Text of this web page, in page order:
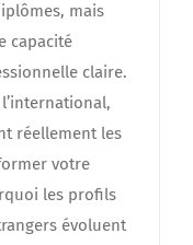
mais
capacité
claire.
réellement les
votre
les profils
évoluent